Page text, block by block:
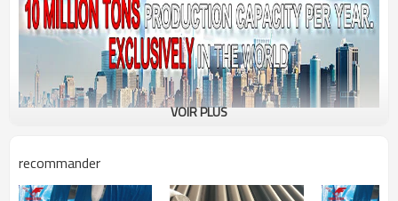
VOIR PLUS
recommander